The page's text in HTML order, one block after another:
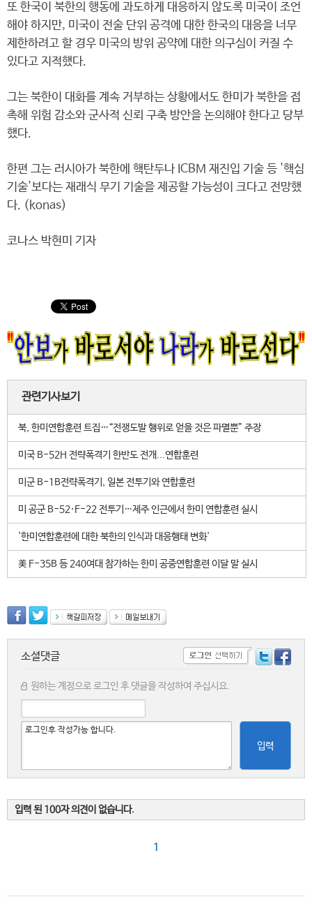
또 한국이 북한의 행동에 과도하게 대응하지 않도록 미국이 조언
해야 하지만, 미국이 전술 단위 공격에 대한 한국의 대응을 너무
제한하려고 할 경우 미국의 방위 공약에 대한 의구심이 커질 수
있다고 지적했다.
그는 북한이 대화를 계속 거부하는 상황에서도 한미가 북한을 접
촉해 위험 감소와 군사적 신뢰 구축 방안을 논의해야 한다고 당부
했다.
한편 그는 러시아가 북한에 핵탄두나 ICBM 재진입 기술 등 '핵심
기술'보다는 재래식 무기 기술을 제공할 가능성이 크다고 전망했
다. (konas)
코나스 박현미 기자
관련기사보기
북, 한미연합훈련 트집…“전쟁도발 행위로 얻을 것은 파멸뿐” 주장
미국 B-52H 전략폭격기 한반도 전개...연합훈련
미군 B-1B전략폭격기, 일본 전투기와 연합훈련
미 공군 B-52·F-22 전투기…제주 인근에서 한미 연합훈련 실시
'한미연합훈련에 대한 북한의 인식과 대응행태 변화'
美 F-35B 등 240여대 참가하는 한미 공중연합훈련 이달 말 실시
소셜댓글
원하는 계정으로 로그인 후 댓글을 작성하여 주십시요.
입력
입력 된 100자 의견이 없습니다.
1